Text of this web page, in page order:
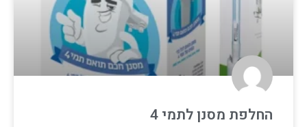
החלפת מסנן לתמי 4